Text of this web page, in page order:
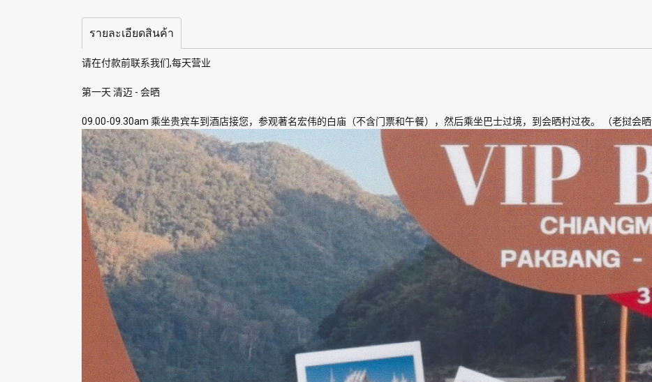
รายละเอียดสินค้า
请在付款前联系我们,每天营业
第一天 清迈 - 会晒
09.00-09.30am 乘坐贵宾车到酒店接您，参观著名宏伟的白庙（不含门票和午餐），然后乘坐巴士过境，到会晒村过夜。 （老挝会